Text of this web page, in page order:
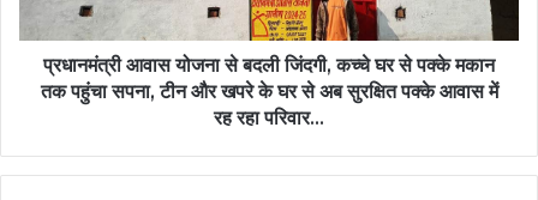
स्मार्ट
से
पक्के
मकान
सपना,
प्रधानमंत्री आवास योजना से बदली जिंदगी, कच्चे घर से पक्के मकान
तक पहुंचा सपना, टीन और खपरे के घर से अब सुरक्षित पक्के आवास में
रह रहा परिवार…